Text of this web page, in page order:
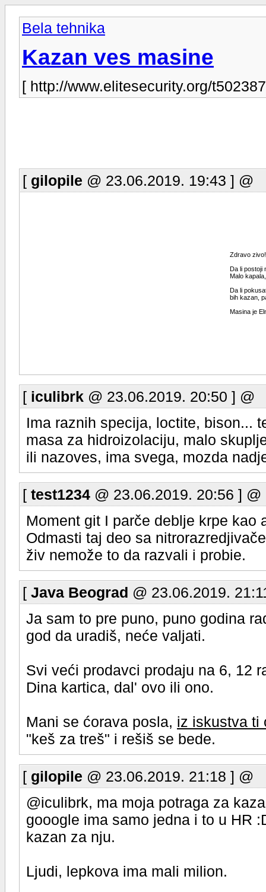
Bela tehnika
Kazan ves masine
[ http://www.elitesecurity.org/
[ gilopile @ 23.06.2019. 19:43 ] @
Zdravo zivo!
Da li postoji
Malo
Da li
bih kazan,
Masina je
[ iculibrk @ 23.06.2019. 20:50 ] @
Ima raznih specija, loctite, bison...
masa za hidroizolaciju, malo
ili nazoves, ima svega, mozda
[ test1234 @ 23.06.2019. 20:56 ] @
Moment git I parče deblje krpe kao
Odmasti taj deo sa
živ nemože to da razvali i probie.
[ Java Beograd @ 23.06.2019.
Ja sam to pre puno, puno godina
god da uradiš, neće valjati.
Svi veći prodavci prodaju na 6, 12
Dina kartica, dal' ovo ili ono.
Mani se ćorava posla, iz iskustva ti
"keš za treš" i rešiš se bede.
[ gilopile @ 23.06.2019. 21:18 ] @
@iculibrk, ma moja potraga za
gooogle ima samo jedna i to u HR
kazan za nju.
Ljudi, lepkova ima mali milion.